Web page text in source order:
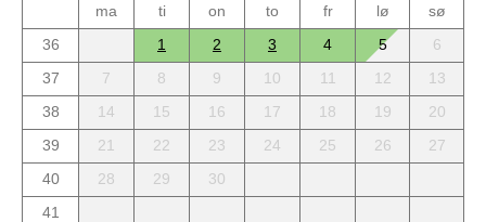
ma
ti on to fr lø
sø
36
1 2 3 4 5
6
37
7 8 9 10 11 12
13
38
14 15 16 17 18 19
20
39
21 22 23 24 25 26
27
40
28 29
30
41